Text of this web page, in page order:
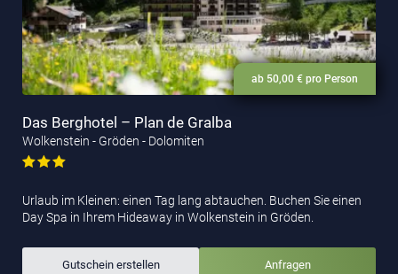
ab 50,00 € pro Person
Das Berghotel – Plan de Gralba
Wolkenstein - Gröden - Dolomiten
Urlaub im Kleinen: einen Tag lang abtauchen. Buchen Sie einen
Day Spa in Ihrem Hideaway in Wolkenstein in Gröden.
Gutschein erstellen Anfragen